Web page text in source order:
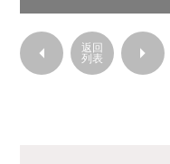
丝路传奇
返回
列表